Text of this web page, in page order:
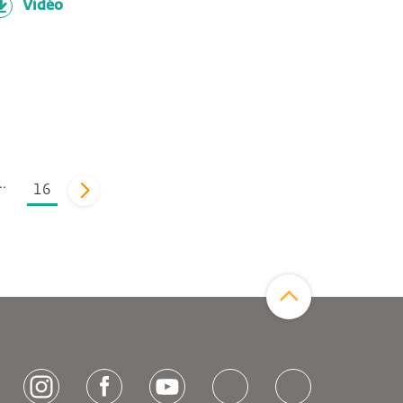
Vidéo
16
vor
[socialLinksTitle]